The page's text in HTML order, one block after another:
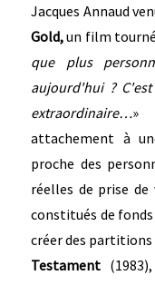
Jacques Annaud
Gold,un film tourné
que plus
aujourd'hui ?
extraordinaire…»
attachement à
proche des
réelles de prise
constitués de fonds
créer des
Testament (1983),